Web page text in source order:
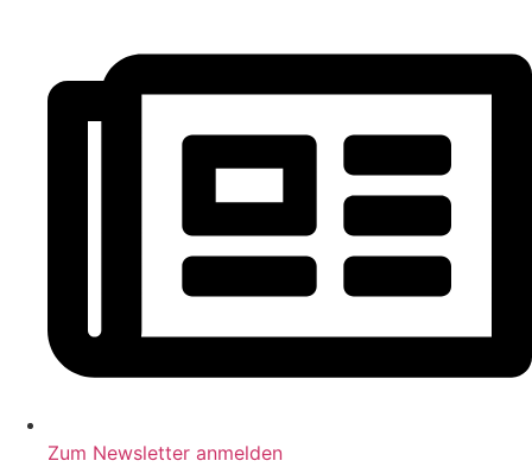
Zum Newsletter anmelden